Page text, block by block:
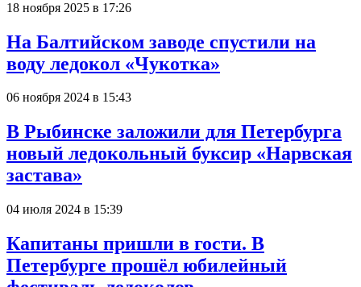
18 ноября 2025 в 17:26
На Балтийском заводе спустили на
воду ледокол «Чукотка»
06 ноября 2024 в 15:43
В Рыбинске заложили для Петербурга
новый ледокольный буксир «Нарвская
застава»
04 июля 2024 в 15:39
Капитаны пришли в гости. В
Петербурге прошёл юбилейный